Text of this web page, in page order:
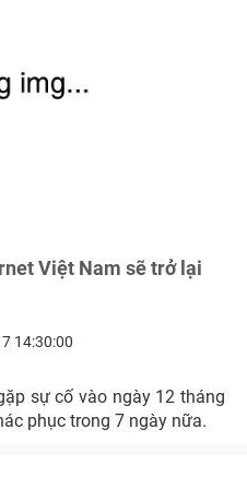
Việt Nam sẽ trở lại
14:30:00
sự cố vào ngày 12 tháng
phục trong 7 ngày nữa.